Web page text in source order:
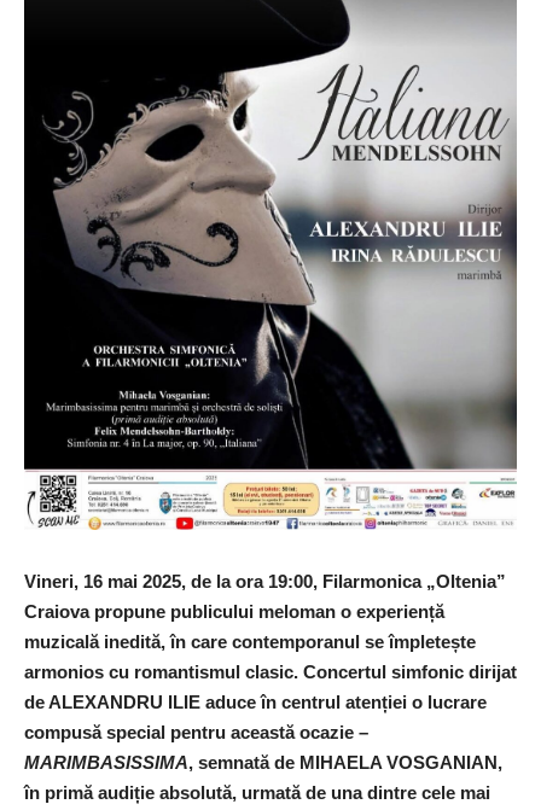
Vineri, 16 mai 2025, de la ora 19:00, Filarmonica „Oltenia”
Craiova propune publicului meloman o experiență
muzicală inedită, în care contemporanul se împletește
armonios cu romantismul clasic. Concertul simfonic dirijat
de ALEXANDRU ILIE aduce în centrul atenției o lucrare
compusă special pentru această ocazie –
MARIMBASISSIMA, semnată de MIHAELA VOSGANIAN,
în primă audiție absolută, urmată de una dintre cele mai